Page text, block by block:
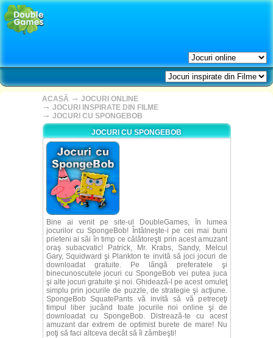
ACASĂ → JOCURI ONLINE
→ JOCURI INSPIRATE DIN FILME
→ JOCURI CU SPONGEBOB
JOCURI CU SPONGEBOB
Bine ai venit pe site-ul DoubleGames, în lumea
jocurilor cu SpongeBob! Întâlneşte-i pe cei mai buni
prieteni ai săi în timp ce călătoreşti prin acest amuzant
oraş subacvatic! Patrick, Mr. Krabs, Sandy, Melcul
Gary, Squidward şi Plankton te invită să joci jocuri de
downloadat gratuite. Pe lângă preferatele şi
binecunoscutele jocuri cu SpongeBob vei putea juca
şi alte jocuri gratuite şi noi. Ghidează-l pe acest omuleţ
simplu prin jocurile de puzzle, de strategie şi acţiune.
SpongeBob SquatePants vă invită să vă petreceţi
timpul liber jucând toate jocurile noi online şi de
downloadat cu SpongeBob. Distrează-te cu acest
amuzant dar extrem de optimist burete de mare! Nu
poţi să faci altceva decât să îi zâmbeşti!